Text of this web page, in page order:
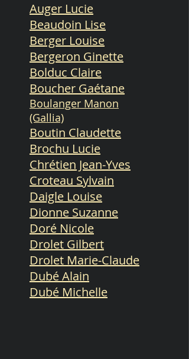
Auger Lucie
Beaudoin Lise
Berger Louise
Bergeron Ginette
Bolduc Claire
Boucher Gaétane
Boulanger Manon
(Gallia)
Boutin Claudette
Brochu Lucie
Chrétien Jean-Yves
Croteau Sylvain
Daigle Louise
Dionne Suzanne
Doré Nicole
Drolet Gilbert
Drolet Marie-Claude
Dubé Alain
Dubé Michelle